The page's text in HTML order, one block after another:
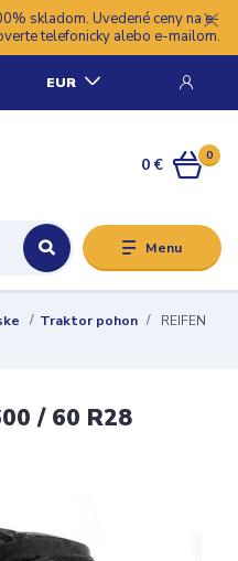
skladom. Uvedené ceny na e-
telefonicky alebo e-mailom.
Menu
EUR
0
0 €
Traktor pohon
REIFEN
/ 60 R28